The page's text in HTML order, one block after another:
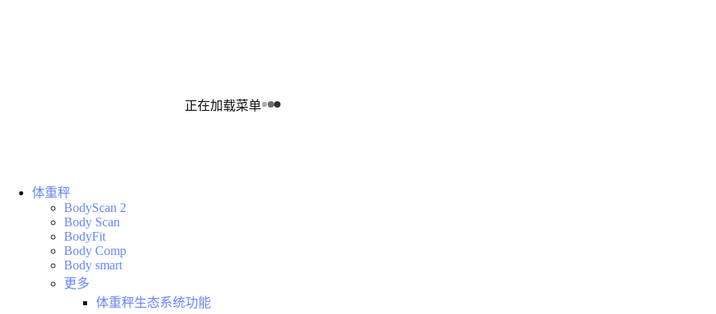
正在加载菜单
体重秤
BodyScan 2
Body Scan
BodyFit
Body Comp
Body smart
更多
体重秤生态系统功能